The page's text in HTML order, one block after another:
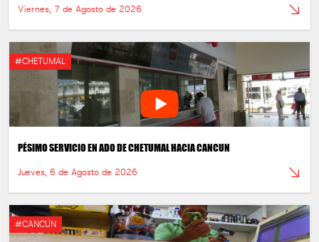
Viernes, 7 de Agosto de 2026
#CHETUMAL
PÉSIMO SERVICIO EN ADO DE CHETUMAL HACIA CANCUN
Jueves, 6 de Agosto de 2026
#CANCÚN